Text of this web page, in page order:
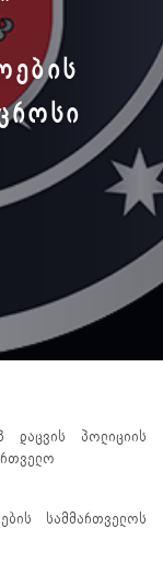
დაცვის პოლიციის
სამმართველოს